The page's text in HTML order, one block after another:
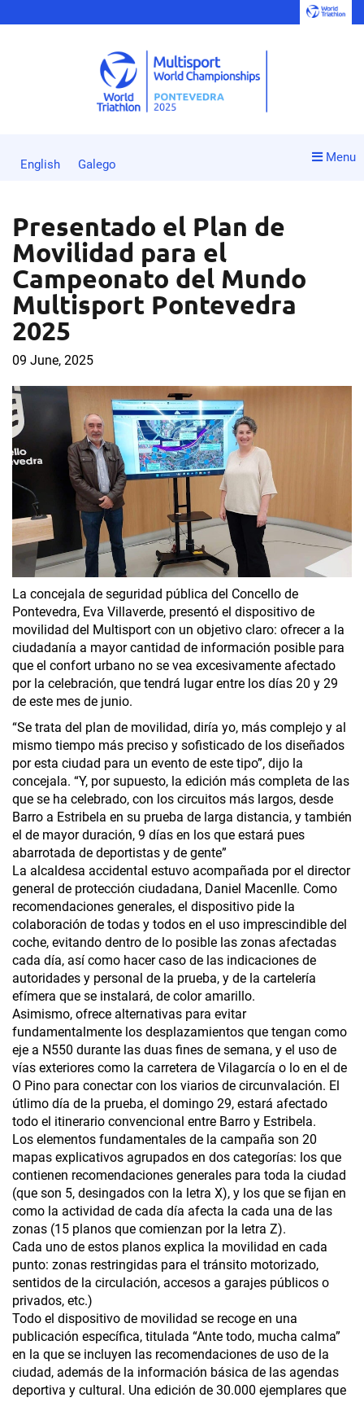
Menu
English Galego
Presentado el Plan de
Movilidad para el
Campeonato del Mundo
Multisport Pontevedra
2025
09 June, 2025
La concejala de seguridad pública del Concello de
Pontevedra, Eva Villaverde, presentó el dispositivo de
movilidad del Multisport con un objetivo claro: ofrecer a la
ciudadanía a mayor cantidad de información posible para
que el confort urbano no se vea excesivamente afectado
por la celebración, que tendrá lugar entre los días 20 y 29
de este mes de junio.
“Se trata del plan de movilidad, diría yo, más complejo y al
mismo tiempo más preciso y sofisticado de los diseñados
por esta ciudad para un evento de este tipo”, dijo la
concejala. “Y, por supuesto, la edición más completa de las
que se ha celebrado, con los circuitos más largos, desde
Barro a Estribela en su prueba de larga distancia, y también
el de mayor duración, 9 días en los que estará pues
abarrotada de deportistas y de gente”
La alcaldesa accidental estuvo acompañada por el director
general de protección ciudadana, Daniel Macenlle. Como
recomendaciones generales, el dispositivo pide la
colaboración de todas y todos en el uso imprescindible del
coche, evitando dentro de lo posible las zonas afectadas
cada día, así como hacer caso de las indicaciones de
autoridades y personal de la prueba, y de la cartelería
efímera que se instalará, de color amarillo.
Asimismo, ofrece alternativas para evitar
fundamentalmente los desplazamientos que tengan como
eje a N550 durante las duas fines de semana, y el uso de
vías exteriores como la carretera de Vilagarcía o lo en el de
O Pino para conectar con los viarios de circunvalación. El
útlimo día de la prueba, el domingo 29, estará afectado
todo el itinerario convencional entre Barro y Estribela.
Los elementos fundamentales de la campaña son 20
mapas explicativos agrupados en dos categorías: los que
contienen recomendaciones generales para toda la ciudad
(que son 5, desingados con la letra X), y los que se fijan en
como la actividad de cada día afecta la cada una de las
zonas (15 planos que comienzan por la letra Z).
Cada uno de estos planos explica la movilidad en cada
punto: zonas restringidas para el tránsito motorizado,
sentidos de la circulación, accesos a garajes públicos o
privados, etc.)
Todo el dispositivo de movilidad se recoge en una
publicación específica, titulada “Ante todo, mucha calma”
en la que se incluyen las recomendaciones de uso de la
ciudad, además de la información básica de las agendas
deportiva y cultural. Una edición de 30.000 ejemplares que